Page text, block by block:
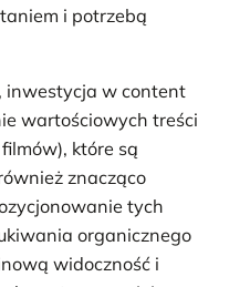
i potrzebą
inwestycja w content
wartościowych treści
które są
znacząco
tych
organicznego
widoczność i